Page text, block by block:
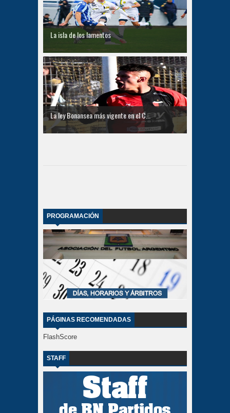
La isla de los lamentos
La ley Bonansea más vigente en el C...
PROGRAMACIÓN
PÁGINAS RECOMENDADAS
FlashScore
STAFF